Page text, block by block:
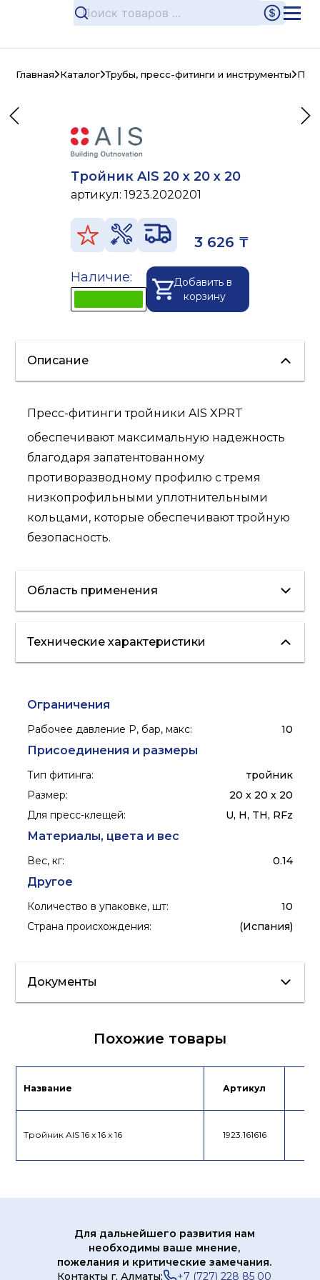
Главная Каталог Трубы, пресс-фитинги и инструменты
Тройник AIS 20 x 20 x 20
артикул: 1923.2020201
3 626 ₸
Наличие:
Добавить в
корзину
Описание
Пресс-фитинги тройники AIS XPRT
обеспечивают максимальную надежность
благодаря запатентованному
противоразводному профилю с тремя
низкопрофильными уплотнительными
кольцами, которые обеспечивают тройную
безопасность.
Область применения
отопление
"теплые полы"
Технические характеристики
Ограничения
Рабочее давление P, бар, макс: 10
Присоединения и размеры
Тип фитинга:
тройник
Размер:
20 x 20 x 20
Для пресс-клещей: U, H, TH, RFz
Материалы, цвета и вес
Вес, кг: 0.14
Другое
Количество в упаковке, шт:
10
Страна происхождения: (Испания)
Документы
Похожие товары
Название Артикул
Тройник AIS 16 x 16 x 16 1923.161616
Для дальнейшего развития нам
необходимы ваше мнение,
пожелания и критические замечания.
Контакты г. Алматы:
+7 (727) 228 85 00